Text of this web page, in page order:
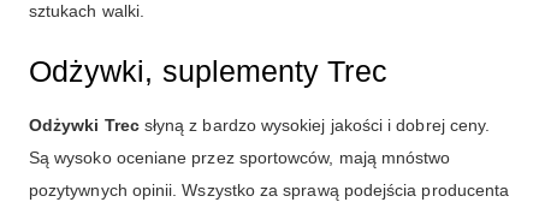
sztukach walki.
Odżywki, suplementy Trec
Odżywki Trecsłyną z bardzo wysokiej jakości i dobrej ceny.
Są wysoko oceniane przez sportowców, mają mnóstwo
pozytywnych opinii. Wszystko za sprawą podejścia producenta